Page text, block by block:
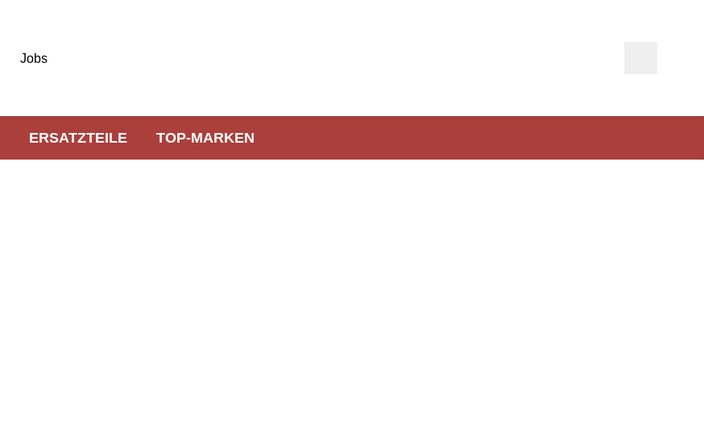
Jobs
ERSATZTEILE TOP-MARKEN